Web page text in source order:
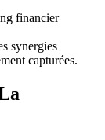
financier
synergies
capturées.